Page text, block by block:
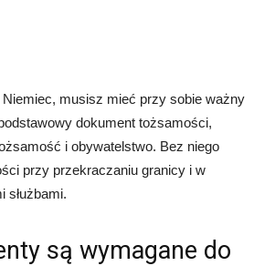
musisz mieć przy sobie ważny
dokument tożsamości,
i obywatelstwo. Bez niego
przy przekraczaniu granicy i w
służbami.
są wymagane do